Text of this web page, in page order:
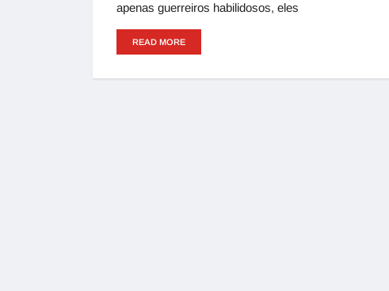
apenas guerreiros habilidosos, eles
READ MORE